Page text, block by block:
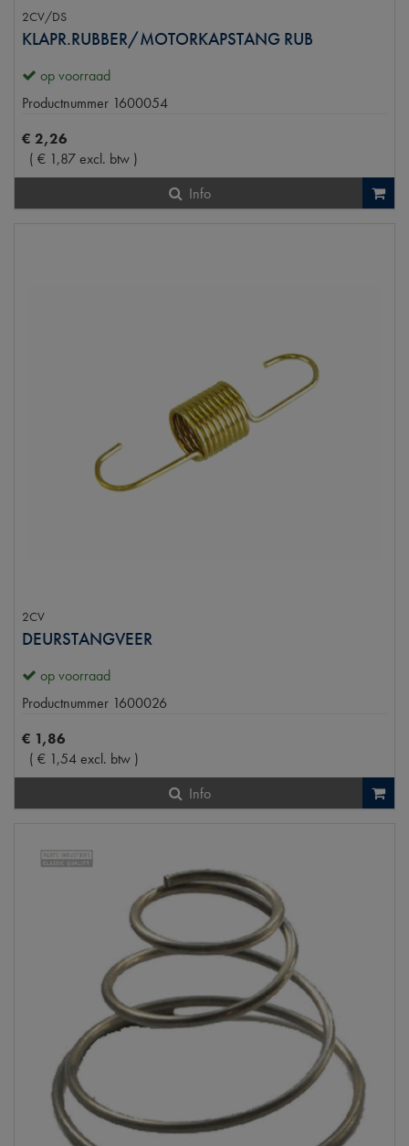
2CV/DS
KLAPR.RUBBER/MOTORKAPSTANG RUB
op voorraad
Productnummer 1600054
€ 2,26
( € 1,87excl. btw )
Info
2CV
DEURSTANGVEER
op voorraad
Productnummer 1600026
€ 1,86
( € 1,54excl. btw )
Info